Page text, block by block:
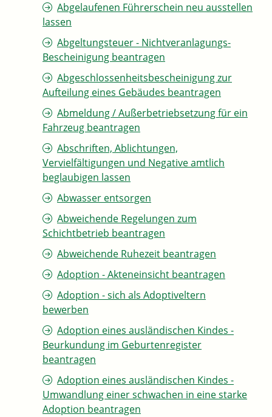
Abgelaufenen Führerschein neu ausstellen
lassen
Abgeltungsteuer - Nichtveranlagungs-
Bescheinigung beantragen
Abgeschlossenheitsbescheinigung zur
Aufteilung eines Gebäudes beantragen
Abmeldung / Außerbetriebsetzung für ein
Fahrzeug beantragen
Abschriften, Ablichtungen,
Vervielfältigungen und Negative amtlich
beglaubigen lassen
Abwasser entsorgen
Abweichende Regelungen zum
Schichtbetrieb beantragen
Abweichende Ruhezeit beantragen
Adoption - Akteneinsicht beantragen
Adoption - sich als Adoptiveltern
bewerben
Adoption eines ausländischen Kindes -
Beurkundung im Geburtenregister
beantragen
Adoption eines ausländischen Kindes -
Umwandlung einer schwachen in eine starke
Adoption beantragen